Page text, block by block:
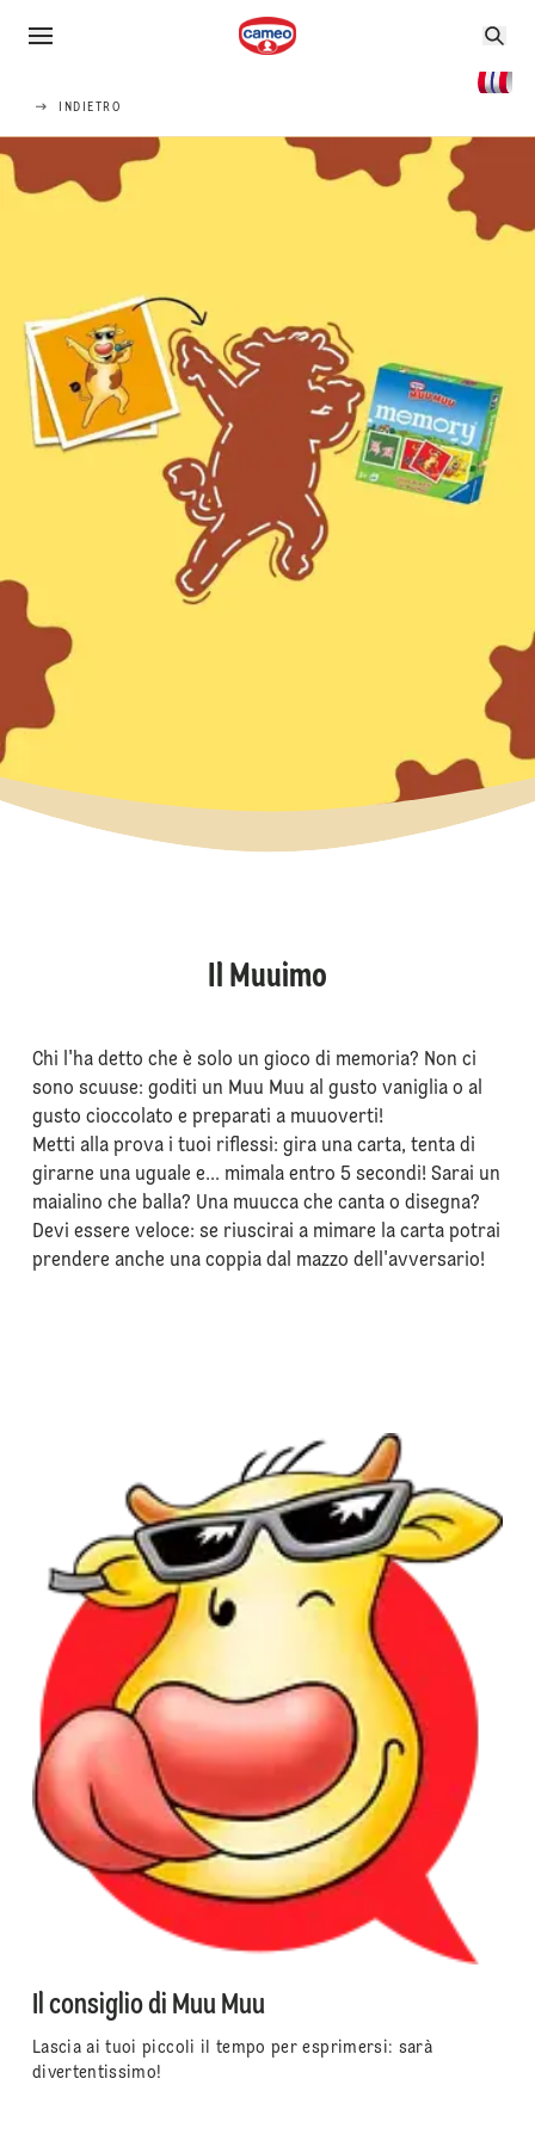
INDIETRO
Il Muuimo
Chi l'ha detto che è solo un gioco di memoria? Non ci
sono scuuse: goditi un Muu Muu al gusto vaniglia o al
gusto cioccolato e preparati a muuoverti!
Metti alla prova i tuoi riflessi: gira una carta, tenta di
girarne una uguale e... mimala entro 5 secondi! Sarai un
maialino che balla? Una muucca che canta o disegna?
Devi essere veloce: se riuscirai a mimare la carta potrai
prendere anche una coppia dal mazzo dell'avversario!
Il consiglio di Muu Muu
Lascia ai tuoi piccoli il tempo per esprimersi: sarà
divertentissimo!